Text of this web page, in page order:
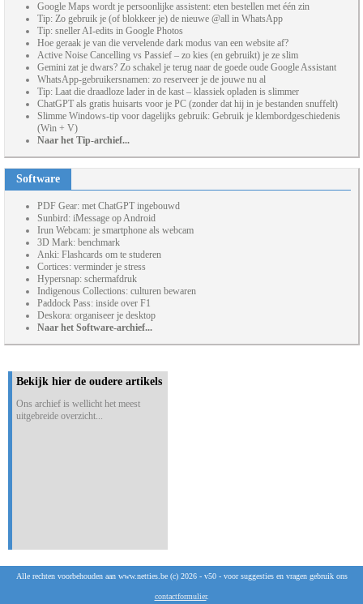
Google Maps wordt je persoonlijke assistent: eten bestellen met één zin
Tip: Zo gebruik je (of blokkeer je) de nieuwe @all in WhatsApp
Tip: sneller AI-edits in Google Photos
Hoe geraak je van die vervelende dark modus van een website af?
Active Noise Cancelling vs Passief – zo kies (en gebruikt) je ze slim
Gemini zat je dwars? Zo schakel je terug naar de goede oude Google Assistant
WhatsApp-gebruikersnamen: zo reserveer je de jouwe nu al
Tip: Laat die draadloze lader in de kast – klassiek opladen is slimmer
ChatGPT als gratis huisarts voor je PC (zonder dat hij in je bestanden snuffelt)
Slimme Windows-tip voor dagelijks gebruik: Gebruik je klembordgeschiedenis
(Win + V)
Naar het Tip-archief...
Software
PDF Gear: met ChatGPT ingebouwd
Sunbird: iMessage op Android
Irun Webcam: je smartphone als webcam
3D Mark: benchmark
Anki: Flashcards om te studeren
Cortices: verminder je stress
Hypersnap: schermafdruk
Indigenous Collections: culturen bewaren
Paddock Pass: inside over F1
Deskora: organiseer je desktop
Naar het Software-archief...
Bekijk hier de oudere artikels
Ons archief is wellicht het meest
uitgebreide overzicht...
Alle rechten voorbehouden aan www.netties.be (c) 2026 - v50 - voor suggesties en vragen gebruik ons
contactformulier.